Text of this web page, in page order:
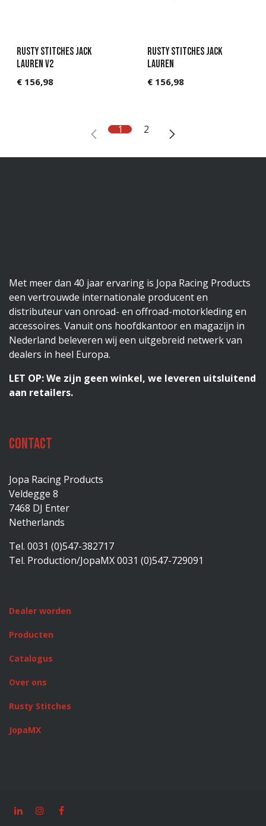
Rusty Stitches Jack
Lauren V2
€ 156,98
Rusty Stitches Jack
Lauren
€ 156,98
1 2
Met meer dan 40 jaar ervaring is Jopa Racing Products
een vertrouwde internationale producent en
distributeur van onroad- en offroad-motorkleding en
accessoires. Vanuit ons hoofdkantoor en magazijn in
Nederland beleveren wij een uitgebreid netwerk van
dealers in heel Europa.
LET OP: We zijn geen winkel, we leveren uitsluitend
aan retailers.
Contact
Jopa Racing Products
Veldegge 8
7468 DJ Enter
Netherlands
Tel. 0031 (0)547-382717
Tel. Production/JopaMX 0031 (0)547-729091
Dealer worden
Producten
Catalogus
Over ons
Rusty Stitches
JopaMX